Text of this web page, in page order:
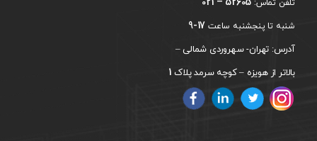
تلفن تماس:
شنبه تا پنجشنبه ساعت 17-9
آدرس: تهران- سهروردی شمالی –
بالاتر از هویزه – کوچه سرمد پلاک 1